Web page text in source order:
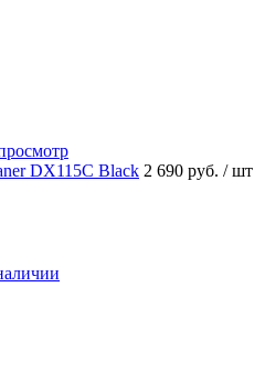
DX115C Black 2 690 руб. / шт